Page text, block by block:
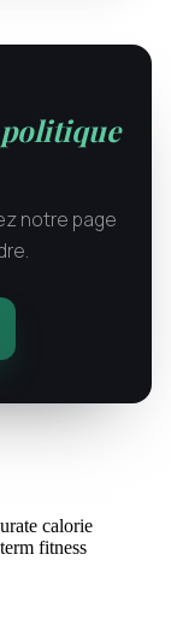
notre page
calorie
fitness